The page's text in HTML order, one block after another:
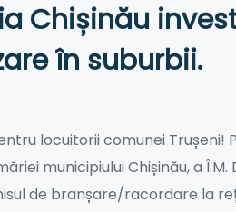
Chișinău
în suburbii.
locuitorii comunei Trușeni!
municipiului Chișinău, a
de branșare/racordare la